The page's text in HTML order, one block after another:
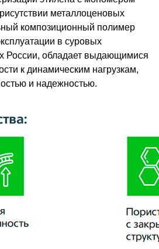
металлоценовых
композиционный полимер
в суровых
России, обладает выдающимися
к динамическим нагрузкам,
и надежностью.